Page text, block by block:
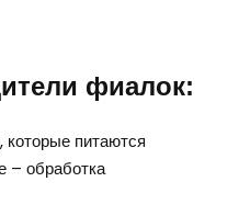
фиалок:
питаются
– обработка